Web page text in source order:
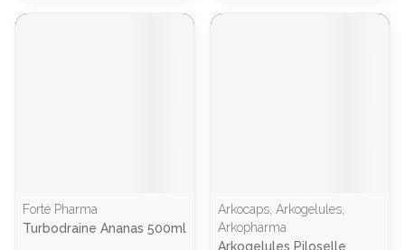
Forté Pharma
Turbodraine Ananas 500ml
Arkocaps, Arkogelules,
Arkopharma
Arkogelules Piloselle